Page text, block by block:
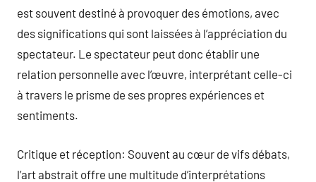
est souvent destiné à provoquer des émotions, avec
des significations qui sont laissées à l’appréciation du
spectateur. Le spectateur peut donc établir une
relation personnelle avec l’œuvre, interprétant celle-ci
à travers le prisme de ses propres expériences et
sentiments.
Critique et réception: Souvent au cœur de vifs débats,
l’art abstrait offre une multitude d’interprétations